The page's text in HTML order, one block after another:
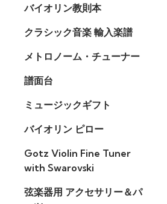
バイオリン教則本
クラシック音楽 輸入楽譜
メトロノーム・チューナー
譜面台
ミュージックギフト
バイオリン ピロー
Gotz Violin Fine Tuner
with Swarovski
弦楽器用 アクセサリー＆パ